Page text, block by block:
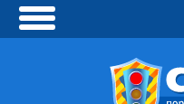
toggle